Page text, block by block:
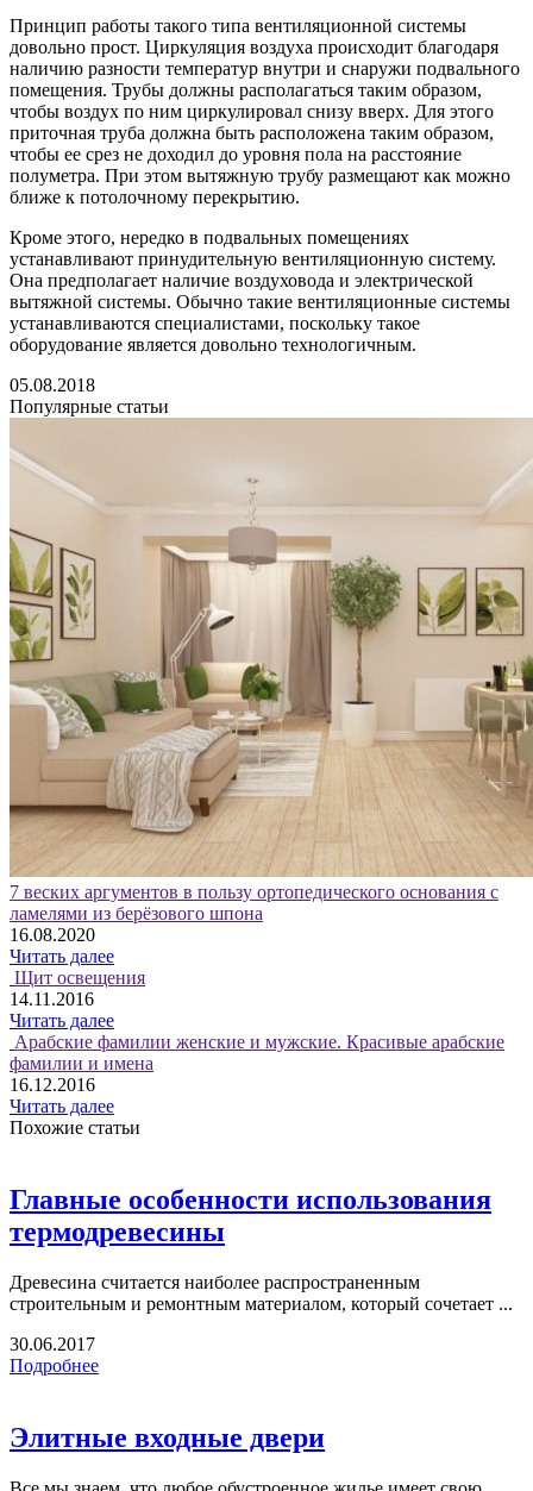
Принцип работы такого типа вентиляционной системы
довольно прост. Циркуляция воздуха происходит благодаря
наличию разности температур внутри и снаружи подвального
помещения. Трубы должны располагаться таким образом,
чтобы воздух по ним циркулировал снизу вверх. Для этого
приточная труба должна быть расположена таким образом,
чтобы ее срез не доходил до уровня пола на расстояние
полуметра. При этом вытяжную трубу размещают как можно
ближе к потолочному перекрытию.
Кроме этого, нередко в подвальных помещениях
устанавливают принудительную вентиляционную систему.
Она предполагает наличие воздуховода и электрической
вытяжной системы. Обычно такие вентиляционные системы
устанавливаются специалистами, поскольку такое
оборудование является довольно технологичным.
05.08.2018
Популярные статьи
7 веских аргументов в пользу ортопедического основания с
ламелями из берёзового шпона
16.08.2020
Читать далее
Щит освещения
14.11.2016
Читать далее
Арабские фамилии женские и мужские. Красивые арабские
фамилии и имена
16.12.2016
Читать далее
Похожие статьи
Главные особенности использования
термодревесины
Древесина считается наиболее распространенным
строительным и ремонтным материалом, который сочетает ...
30.06.2017
Подробнее
Элитные входные двери